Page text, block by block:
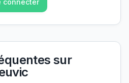
connecter
sur